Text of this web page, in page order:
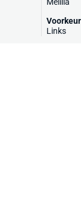
Links